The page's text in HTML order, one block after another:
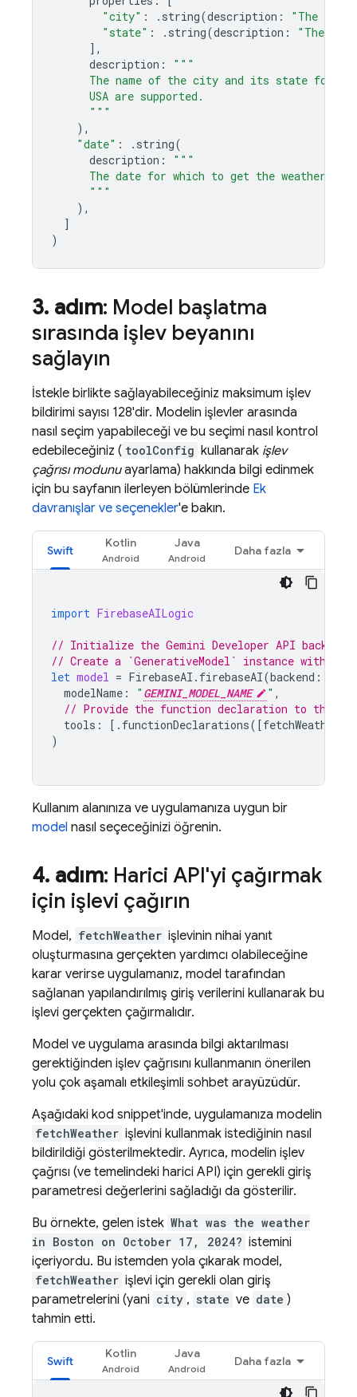
"city" : . string(description :
"The city
"state" : . string(description :
"The
],
description :
"""
The name of the city and its state for
      USA are supported.
      """
),
"date" : . string(
description :
"""
The date for which to get the weather.
      """
),
]
)
3. adım: Model başlatma
sırasında işlev beyanını
sağlayın
İstekle birlikte sağlayabileceğiniz maksimum işlev
bildirimi sayısı 128'dir. Modelin işlevler arasında
nasıl seçim yapabileceği ve bu seçimi nasıl kontrol
edebileceğiniz ( toolConfig kullanarak işlev
çağrısı modunuayarlama) hakkında bilgi edinmek
için bu sayfanın ilerleyen bölümlerinde Ek
davranışlar ve seçenekler'e bakın.
Swift
Kotlin Java
Daha fazla
import FirebaseAILogic
// Initialize the Gemini Developer API backend
// Create a `GenerativeModel` instance with a
let model = FirebaseAI . firebaseAI(backend :
modelName : " GEMINI_MODEL_NAME " ,
// Provide the function declaration to the
tools : [. functionDeclarations([
)
Kullanım alanınıza ve uygulamanıza uygun bir
model nasıl seçeceğinizi öğrenin.
4. adım: Harici API'yi çağırmak
için işlevi çağırın
Model, fetchWeather işlevinin nihai yanıt
oluşturmasına gerçekten yardımcı olabileceğine
karar verirse uygulamanız, model tarafından
sağlanan yapılandırılmış giriş verilerini kullanarak bu
işlevi gerçekten çağırmalıdır.
Model ve uygulama arasında bilgi aktarılması
gerektiğinden işlev çağrısını kullanmanın önerilen
yolu çok aşamalı etkileşimli sohbet arayüzüdür.
Aşağıdaki kod snippet'inde, uygulamanıza modelin
fetchWeather işlevini kullanmak istediğinin nasıl
bildirildiği gösterilmektedir. Ayrıca, modelin işlev
çağrısı (ve temelindeki harici API) için gerekli giriş
parametresi değerlerini sağladığı da gösterilir.
Bu örnekte, gelen istek What was the weather
in Boston on October 17, 2024? istemini
içeriyordu. Bu istemden yola çıkarak model,
fetchWeather işlevi için gerekli olan giriş
parametrelerini (yani city , state ve date )
tahmin etti.
Swift
Kotlin Java
Daha fazla